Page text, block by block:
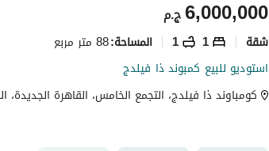
ج.م6,000,000
شقة 1
1 المساحة:88 متر مربع
استوديو للبيع كمبوند ذا فيلدج
كومباوند ذا فيلدج، التجمع الخامس، القاهرة الجديدة،